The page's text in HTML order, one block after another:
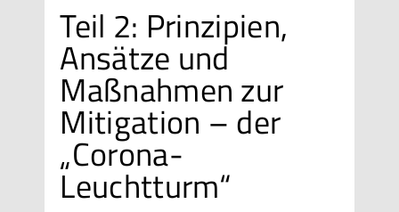
Teil 2: Prinzipien,
Ansätze und
Maßnahmen zur
Mitigation – der
„Corona-
Leuchtturm“